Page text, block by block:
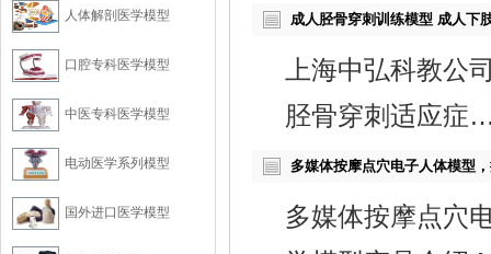
人体解剖医学模型
口腔专科医学模型
中医专科医学模型
电动医学系列模型
国外进口医学模型
成人胫骨穿刺训练模型 成人下
上海中弘科教公
胫骨穿刺适应症
多媒体按摩点穴电子人体模型
多媒体按摩点穴